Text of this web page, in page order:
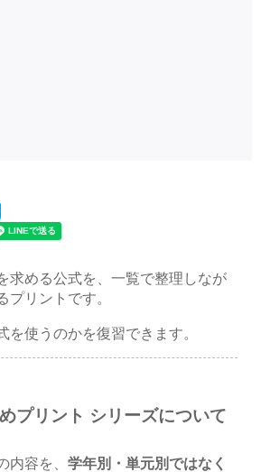
求める公式を、一覧で整理しなが
プリントです。
を使うのかを復習できます。
プリント シリーズについて
内容を、学年別・単元別ではなく